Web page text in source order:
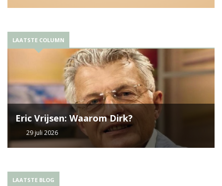
LAATSTE COLUMN
Eric Vrijsen: Waarom Dirk?
29 juli 2026
LAATSTE BLOG